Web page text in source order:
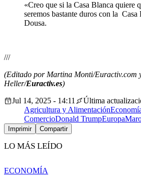
«Creo que si la Casa Blanca quiere
seremos bastante duros con la
Dousa.
///
(Editado por Martina Monti/Euractiv.com
Heller/Euractiv.es)
Jul 14, 2025 - 14:11
Última
Agricultura y Alimentación
ComercioDonald TrumpEuropa
Imprimir Compartir
LO MÁS LEÍDO
ECONOMÍA